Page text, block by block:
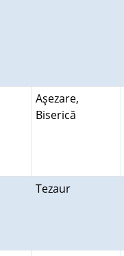
Aşezare,
Biserică
Tezaur